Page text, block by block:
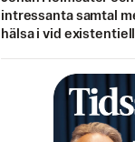
intressanta samtal
hälsa i vid